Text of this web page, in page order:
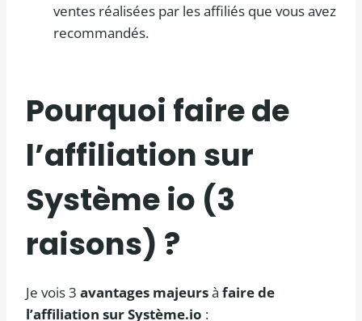
ventes réalisées par les affiliés que vous avez
recommandés.
Pourquoi faire de
l’affiliation sur
Système io (3
raisons) ?
Je vois 3 avantages majeursà faire de
l’affiliation sur Système.io :